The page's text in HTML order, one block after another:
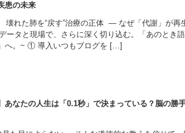
患の未来
壊れた肺を“戻す”治療の正体 — なぜ「代謝」が再
ータと現場で、さらに深く切り込む。「あのとき
へ。~ ① 導入いつもブログを […]
あなたの人生は「0.1秒」で決まっている？脳の勝